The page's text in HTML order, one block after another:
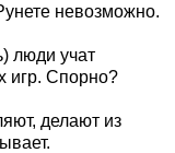
невозможно.
люди учат
игр. Спорно?
делают из